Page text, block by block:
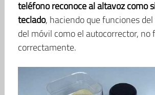
teléfono reconoce al altavoz como
teclado, haciendo que funciones
del móvil como el autocorrector, no
correctamente.